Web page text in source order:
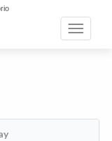
Toggle